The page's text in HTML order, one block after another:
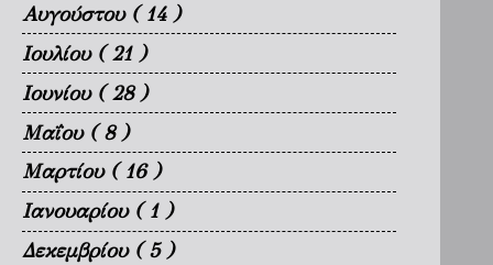
Αυγούστου ( 14 )
Ιουλίου ( 21 )
Ιουνίου ( 28 )
Μαΐου ( 8 )
Μαρτίου ( 16 )
Ιανουαρίου ( 1 )
Δεκεμβρίου ( 5 )